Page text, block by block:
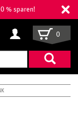
% sparen!
Suchbegriff
eingeben
0